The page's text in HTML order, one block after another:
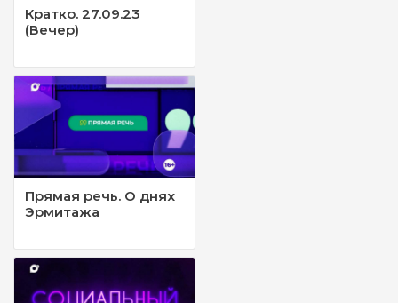
Кратко. 27.09.23
(Вечер)
Прямая речь. О днях
Эрмитажа